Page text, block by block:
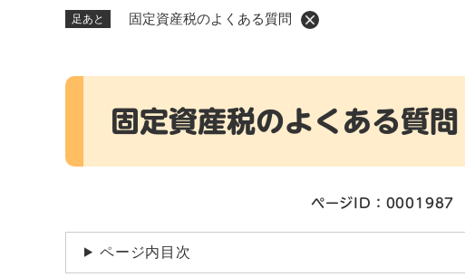
足あと 固定資産税のよくある質問
本
固定資産税のよくある質問
ページID：0001987
ページ内目次